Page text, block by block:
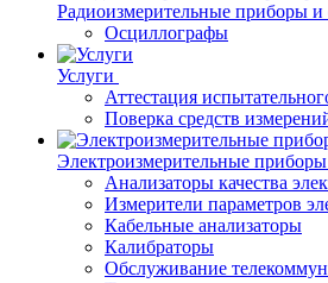
Радиоизмерительные приборы и
Осциллографы
Услуги
Аттестация
Поверка средств
Электроизмерительные
Анализаторы качества
Измерители параметров
Кабельные анализаторы
Калибраторы
Обслуживание